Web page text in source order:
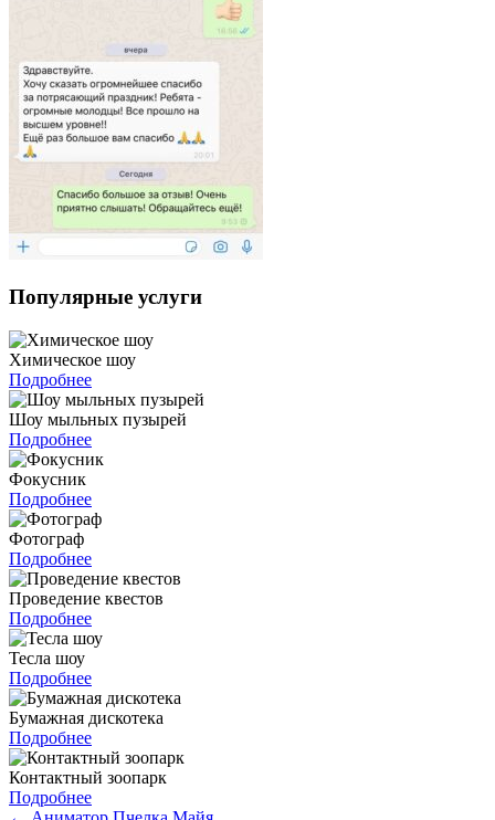
Популярные услуги
Химическое шоу
Подробнее
Шоу мыльных пузырей
Подробнее
Фокусник
Подробнее
Фотограф
Подробнее
Проведение квестов
Подробнее
Тесла шоу
Подробнее
Бумажная дискотека
Подробнее
Контактный зоопарк
Подробнее